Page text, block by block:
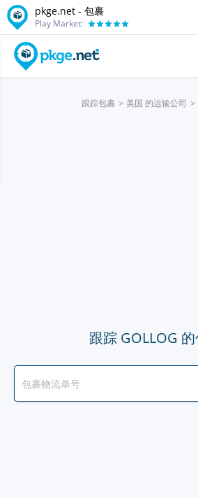
pkge.net - 包裹
Play Market:
跟踪包裹 美国 的运输公司
跟踪 GOLLOG